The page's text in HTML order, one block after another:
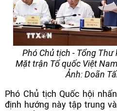
Phó Chủ tịch - Tổng Thư
Mặt trận Tổ quốc Việt
Ảnh: Doãn
Phó Chủ tịch Quốc hội
định hướng này tập trung